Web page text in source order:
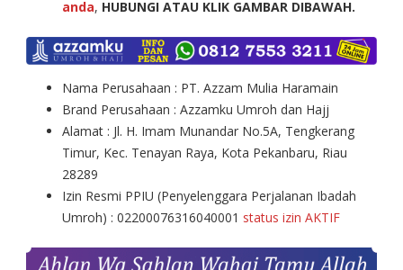
anda, HUBUNGI ATAU KLIK GAMBAR DIBAWAH.
Nama Perusahaan : PT. Azzam Mulia Haramain
Brand Perusahaan : Azzamku Umroh dan Hajj
Alamat : Jl. H. Imam Munandar No.5A, Tengkerang
Timur, Kec. Tenayan Raya, Kota Pekanbaru, Riau
28289
Izin Resmi PPIU (Penyelenggara Perjalanan Ibadah
Umroh) : 02200076316040001 status izin AKTIF